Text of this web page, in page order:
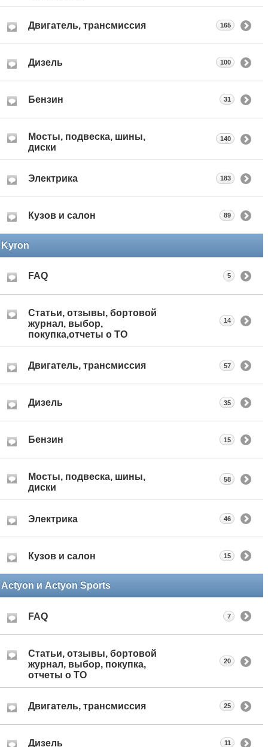
Двигатель, трансмиссия 165
Дизель 100
Бензин 31
Мосты, подвеска, шины,
диски
140
Электрика 183
Кузов и салон 89
Kyron
FAQ 5
Статьи, отзывы, бортовой
журнал, выбор,
покупка,отчеты о ТО
14
Двигатель, трансмиссия 57
Дизель 35
Бензин 15
Мосты, подвеска, шины,
диски
58
Электрика 46
Кузов и салон 15
Actyon и Actyon Sports
FAQ 7
Статьи, отзывы, бортовой
журнал, выбор, покупка,
отчеты о ТО
20
Двигатель, трансмиссия 25
Дизель 11